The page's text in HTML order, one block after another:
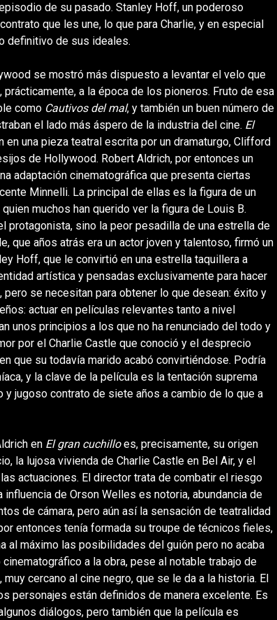
de su pasado. Stanley Hoff, un poderoso
que les une, lo que para Charlie, y en especial
definitivo de sus ideales.
se mostró más dispuesto a levantar el velo que
a la época de los pioneros. Fruto de esa
como Cautivos del mal, y también un buen número de
el lado más áspero de la industria del cine. El
en una pieza teatral escrita por un dramaturgo, Clifford
de Hollywood. Robert Aldrich, por entonces un
adaptación cinematográfica que presenta ciertas
Minnelli. La principal de ellas es la figura de un
muchos han querido ver la figura de Louis B.
protagonista, sino la peor pesadilla de una estrella de
que años atrás era un actor joven y talentoso, firmó un
Hoff, que le convirtió en una estrella taquillera a
artística y pensadas exclusivamente para hacer
se necesitan para obtener lo que desean: éxito y
actuar en películas relevantes tanto a nivel
unos principios a los que no ha renunciado del todo y
por el Charlie Castle que conoció y el desprecio
que su todavía marido acabó convirtiéndose. Podría
y la clave de la película es la tentación suprema
jugoso contrato de siete años a cambio de lo que a
en El gran cuchilloes, precisamente, su origen
la lujosa vivienda de Charlie Castle en Bel Air, y el
actuaciones. El director trata de combatir el riesgo
de Orson Welles es notoria, abundancia de
de cámara, pero aún así la sensación de teatralidad
entonces tenía formada su troupe de técnicos fieles,
al máximo las posibilidades del guión pero no acaba
a la obra, pese al notable trabajo de
cercano al cine negro, que se le da a la historia. El
personajes están definidos de manera excelente. Es
diálogos, pero también que la película es